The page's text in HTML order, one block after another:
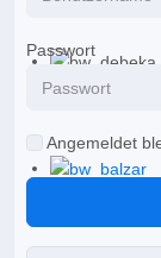
Passwort
Angemeldet